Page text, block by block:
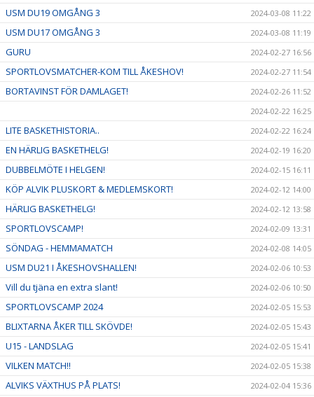
USM DU19 OMGÅNG 3 2024-03-08 11:22
USM DU17 OMGÅNG 3 2024-03-08 11:19
GURU 2024-02-27 16:56
SPORTLOVSMATCHER-KOM TILL ÅKESHOV! 2024-02-27 11:54
BORTAVINST FÖR DAMLAGET!
2024-02-26 11:52
2024-02-22 16:25
LITE BASKETHISTORIA.. 2024-02-22 16:24
EN HÄRLIG BASKETHELG! 2024-02-19 16:20
DUBBELMÖTE I HELGEN! 2024-02-15 16:11
KÖP ALVIK PLUSKORT & MEDLEMSKORT! 2024-02-12 14:00
HÄRLIG BASKETHELG! 2024-02-12 13:58
SPORTLOVSCAMP! 2024-02-09 13:31
SÖNDAG - HEMMAMATCH 2024-02-08 14:05
USM DU21 I ÅKESHOVSHALLEN! 2024-02-06 10:53
Vill du tjäna en extra slant! 2024-02-06 10:50
SPORTLOVSCAMP 2024 2024-02-05 15:53
BLIXTARNA ÅKER TILL SKÖVDE! 2024-02-05 15:43
U15 - LANDSLAG 2024-02-05 15:41
VILKEN MATCH!! 2024-02-05 15:38
ALVIKS VÄXTHUS PÅ PLATS! 2024-02-04 15:36